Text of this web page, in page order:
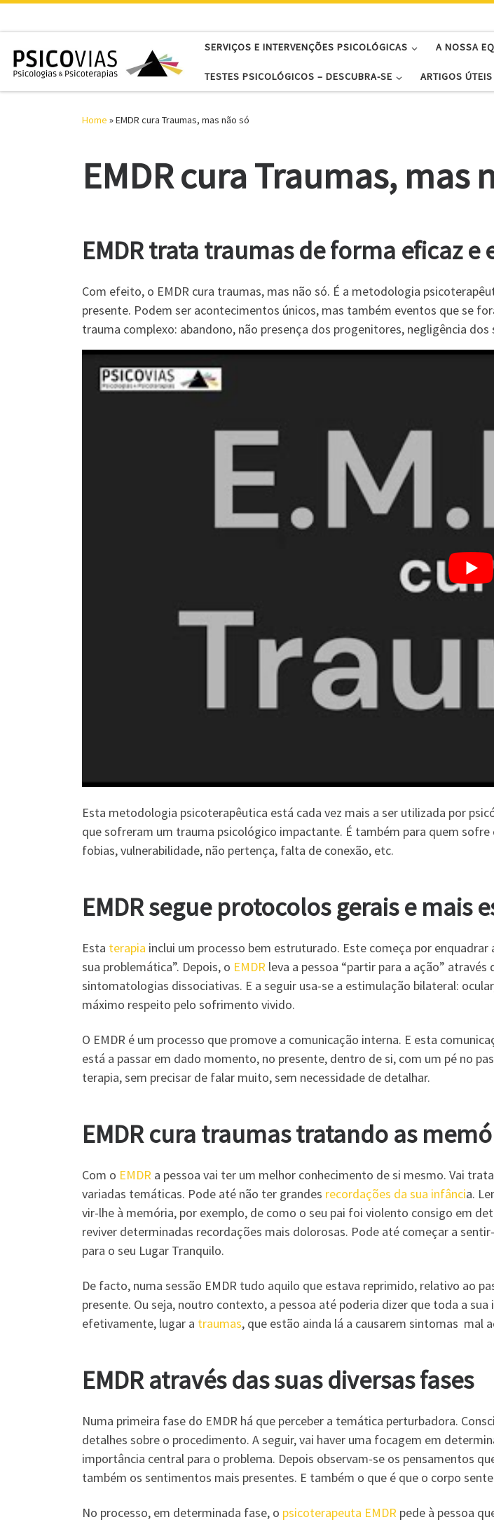
SERVIÇOS E INTERVENÇÕES PSICOLÓGICAS A NOSSA
TESTES PSICOLÓGICOS – DESCUBRA-SE ARTIGOS
Home »EMDR cura Traumas, mas não só
EMDR cura Traumas, mas
EMDR trata traumas de forma eficaz e
Com efeito, o EMDR cura traumas, mas não só. É a metodologia
presente. Podem ser acontecimentos únicos, mas também eventos que se
trauma complexo: abandono, não presença dos progenitores, negligência
Esta metodologia psicoterapêutica está cada vez mais a ser utilizada por
que sofreram um trauma psicológico impactante. É também para quem
fobias, vulnerabilidade, não pertença, falta de conexão, etc.
EMDR segue protocolos gerais e mais
Esta terapia inclui um processo bem estruturado. Este começa por
sua problemática”. Depois, o EMDR leva a pessoa “partir para a ação”
sintomatologias dissociativas. E a seguir usa-se a estimulação bilateral:
máximo respeito pelo sofrimento vivido.
O EMDR é um processo que promove a comunicação interna. E esta
está a passar em dado momento, no presente, dentro de si, com um pé no
terapia, sem precisar de falar muito, sem necessidade de detalhar.
EMDR cura traumas tratando as
Com o EMDR a pessoa vai ter um melhor conhecimento de si mesmo. Vai
variadas temáticas. Pode até não ter grandes recordações da sua infância.
vir-lhe à memória, por exemplo, de como o seu pai foi violento consigo em
reviver determinadas recordações mais dolorosas. Pode até começar a
para o seu Lugar Tranquilo.
De facto, numa sessão EMDR tudo aquilo que estava reprimido, relativo ao
presente. Ou seja, noutro contexto, a pessoa até poderia dizer que toda a
efetivamente, lugar a traumas, que estão ainda lá a causarem sintomas mal
EMDRatravés das suas diversas fases
Numa primeira fase do EMDR há que perceber a temática perturbadora.
detalhes sobre o procedimento. A seguir, vai haver uma focagem em
importância central para o problema. Depois observam-se os pensamentos
também os sentimentos mais presentes. E também o que é que o corpo
No processo, em determinada fase, o psicoterapeuta EMDR pede à pessoa